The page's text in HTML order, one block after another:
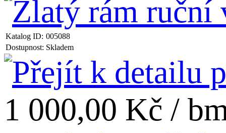
Katalog ID: 005088
Dostupnost: Skladem
1 000,00 Kč /